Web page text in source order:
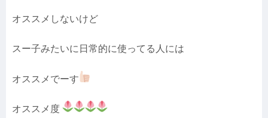
オススメしないけど
スー子みたいに日常的に使ってる人には
オススメでーす
オススメ度